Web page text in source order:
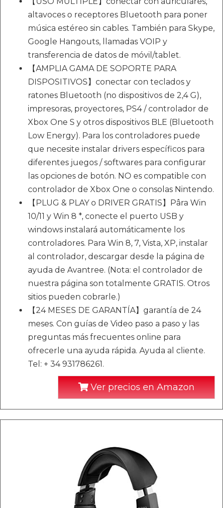
altavoces o receptores Bluetooth para poner
música estéreo sin cables. También para Skype,
Google Hangouts, llamadas VOIP y
transferencia de datos de móvil/tablet.
【AMPLIA GAMA DE SOPORTE PARA
DISPOSITIVOS】conectar con teclados y
ratones Bluetooth (no dispositivos de 2,4 G),
impresoras, proyectores, PS4 / controlador de
Xbox One S y otros dispositivos BLE (Bluetooth
Low Energy). Para los controladores puede
que necesite instalar drivers específicos para
diferentes juegos / softwares para configurar
las opciones de botón. NO es compatible con
controlador de Xbox One o consolas Nintendo.
【PLUG & PLAY o DRIVER GRATIS】Pâra Win
10/11 y Win 8 *, conecte el puerto USB y
windows instalará automáticamente los
controladores. Para Win 8, 7, Vista, XP, instalar
al controlador, descargar desde la página de
ayuda de Avantree. (Nota: el controlador de
nuestra página son totalmente GRATIS. Otros
sitios pueden cobrarle.)
【24 MESES DE GARANTÍA】garantía de 24
meses. Con guías de Video paso a paso y las
preguntas más frecuentes online para
ofrecerle una ayuda rápida. Ayuda al cliente.
Tel: + 34 931786261.
Ver precios en Amazon